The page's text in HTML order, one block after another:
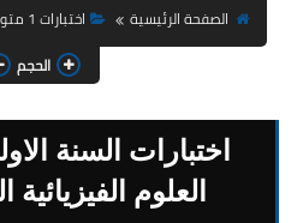
الصفحة الرئيسية
اختبارات 1 متوسط
الحجم
اختبارات السنة
العلوم